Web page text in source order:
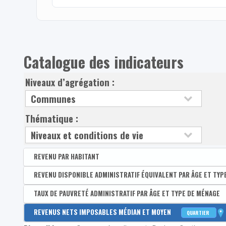
Catalogue des indicateurs
Niveaux d’agrégation :
Thématique :
REVENU PAR HABITANT
Disponible par :Arrondissement - Province
Revenu disponible par habitant
Revenus primaires par habitant
REVENU DISPONIBLE ADMINISTRATIF ÉQUIVALENT PAR ÂGE ET
Disponible par :Commune - Arrondissement - Province - Quartier
Médian du revenu administratif disponible équivalent
TAUX DE PAUVRETÉ ADMINISTRATIF PAR ÂGE ET TYPE DE MÉNAGE
Disponible par :Commune - Arrondissement - Province - Quartier
REVENUS NETS IMPOSABLES MÉDIAN ET MOYEN QUARTIER